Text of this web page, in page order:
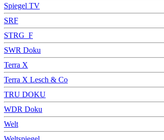
Spiegel TV
SRF
STRG_F
SWR Doku
Terra X
Terra X Lesch & Co
TRU DOKU
WDR Doku
Welt